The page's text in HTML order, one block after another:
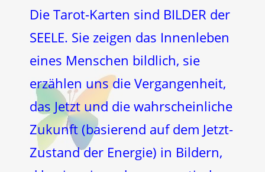
Die Tarot-Karten sind BILDER der
SEELE. Sie zeigen das Innenleben
eines Menschen bildlich, sie
erzählen uns die Vergangenheit,
das Jetzt und die wahrscheinliche
Zukunft (basierend auf dem Jetzt-
Zustand der Energie) in Bildern,